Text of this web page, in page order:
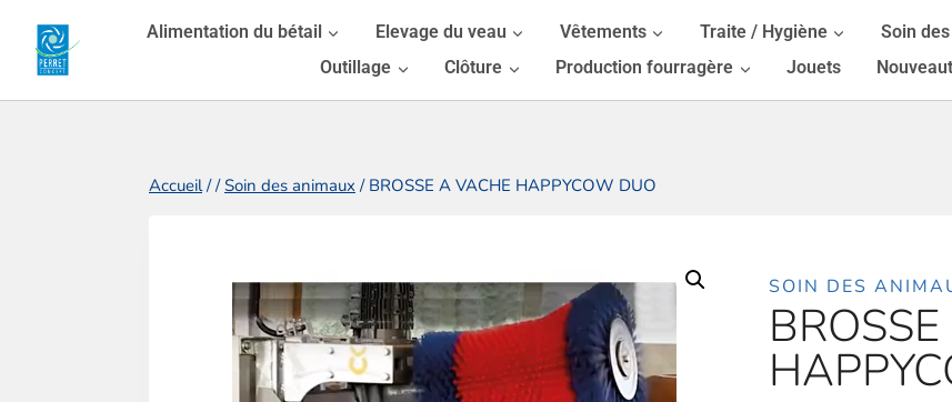
Alimentation du bétail Elevage du veau Vêtements Traite / Hygiène Soin
Outillage
Clôture Production fourragère Jouets
Accueil / / Soin des animaux / BROSSE A VACHE HAPPYCOW DUO
SOIN DES